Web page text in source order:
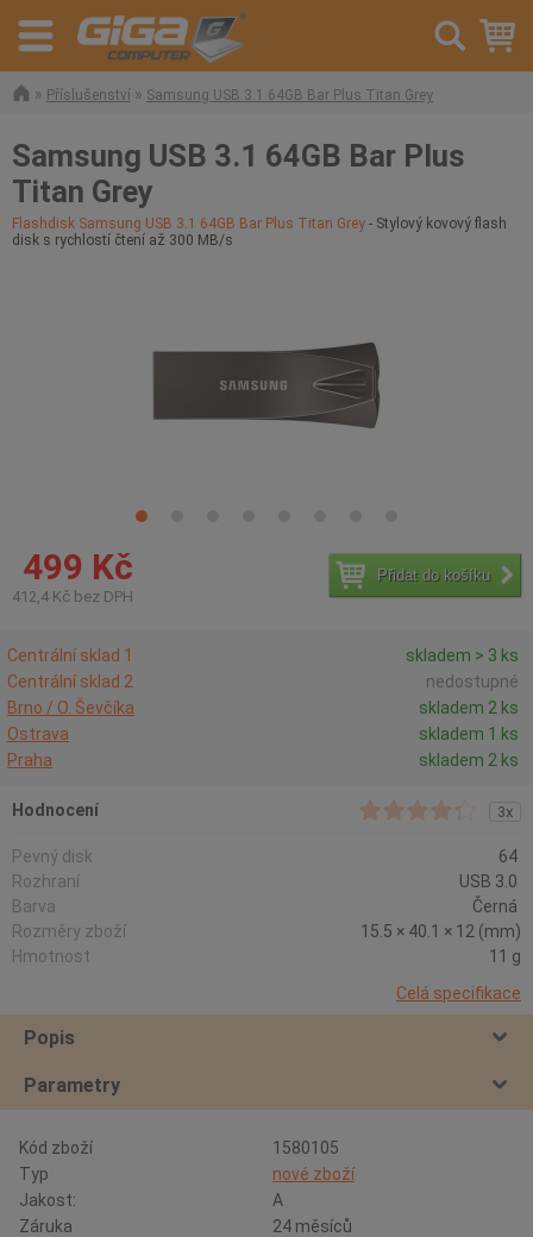
» Příslušenství » Samsung USB 3.1 64GB Bar Plus Titan Grey
Samsung USB 3.1 64GB Bar Plus
Titan Grey
Flashdisk Samsung USB 3.1 64GB Bar Plus Titan Grey - Stylový kovový flash
disk s rychlostí čtení až 300 MB/s
499 Kč
412,4 Kč bez DPH
Přidat do košíku
Centrální sklad 1
skladem > 3 ks
Centrální sklad 2
nedostupné
Brno / O. Ševčíka
skladem 2 ks
Ostrava
skladem 1 ks
Praha
skladem 2 ks
Hodnocení 3x
Pevný disk
64
Rozhraní
USB 3.0
Barva
Černá
Rozměry zboží
15.5 × 40.1 × 12 (mm)
Hmotnost
11 g
Celá specifikace
Popis
Parametry
Kód zboží
1580105
Typ
nové zboží
Jakost:
A
Záruka
24 měsíců